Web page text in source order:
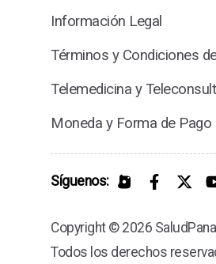
Información Legal
Términos y Condiciones
Telemedicina y
Moneda y Forma de Pago
Síguenos:
Copyright © 2026
Todos los derechos